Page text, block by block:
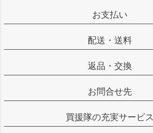
お支払い
配送・送料
返品・交換
お問合せ先
買援隊の充実サービス